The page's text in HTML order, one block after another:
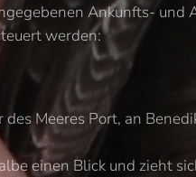
Ankunfts-
werden:
Meeres Port, an
einen Blick und zieht